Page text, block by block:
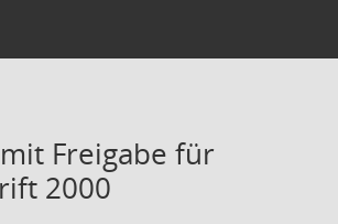
Freigabe für
2000